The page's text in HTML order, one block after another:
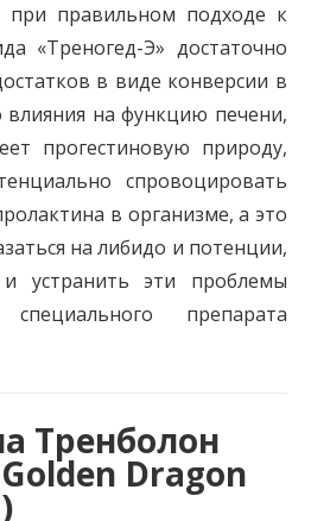
при правильном подходе к
«Треногед-Э» достаточно
в виде конверсии в
влияния на функцию печени,
прогестиновую природу,
спровоцировать
в организме, а это
на либидо и потенции,
устранить эти проблемы
препарата
Тренболон
Dragon